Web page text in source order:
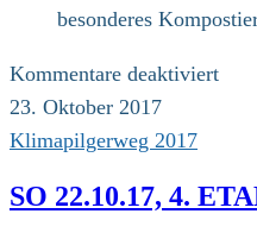
besonderes
Kommentare deaktiviertfür
23. Oktober 2017
Klimapilgerweg 2017
SO 22.10.17, 4.